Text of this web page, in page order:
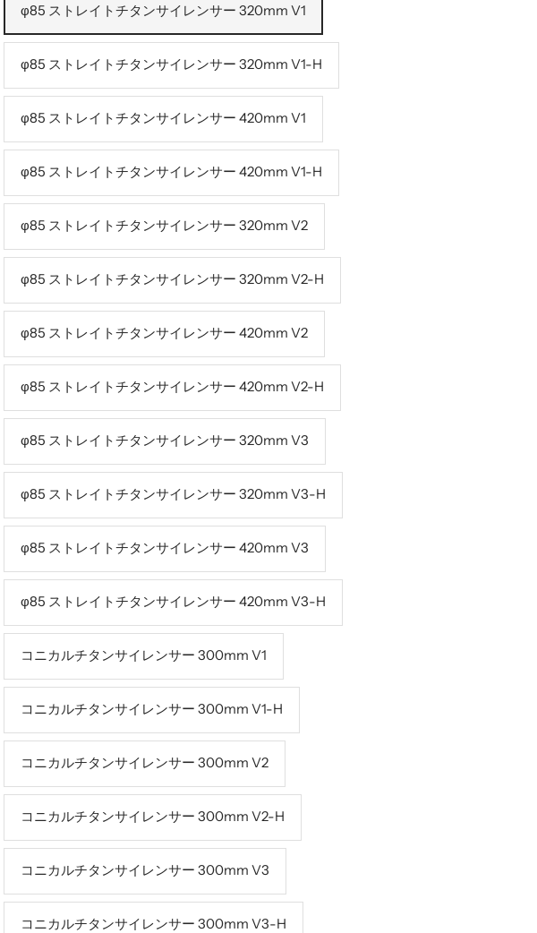
φ85 ストレイトチタンサイレンサー 320mm V1
φ85 ストレイトチタンサイレンサー 320mm V1-H
φ85 ストレイトチタンサイレンサー 420mm V1
φ85 ストレイトチタンサイレンサー 420mm V1-H
φ85 ストレイトチタンサイレンサー 320mm V2
φ85 ストレイトチタンサイレンサー 320mm V2-H
φ85 ストレイトチタンサイレンサー 420mm V2
φ85 ストレイトチタンサイレンサー 420mm V2-H
φ85 ストレイトチタンサイレンサー 320mm V3
φ85 ストレイトチタンサイレンサー 320mm V3-H
φ85 ストレイトチタンサイレンサー 420mm V3
φ85 ストレイトチタンサイレンサー 420mm V3-H
コニカルチタンサイレンサー 300mm V1
コニカルチタンサイレンサー 300mm V1-H
コニカルチタンサイレンサー 300mm V2
コニカルチタンサイレンサー 300mm V2-H
コニカルチタンサイレンサー 300mm V3
コニカルチタンサイレンサー 300mm V3-H